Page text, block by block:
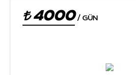
4000 / GÜN